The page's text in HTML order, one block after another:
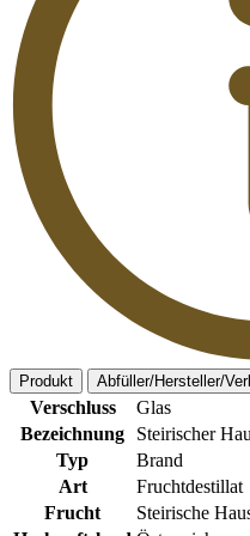
Produkt Abfüller/Hersteller/
Verschluss
Glas
Bezeichnung
Steirischer
Typ
Brand
Art
Fruchtdestillat
Frucht
Steirische